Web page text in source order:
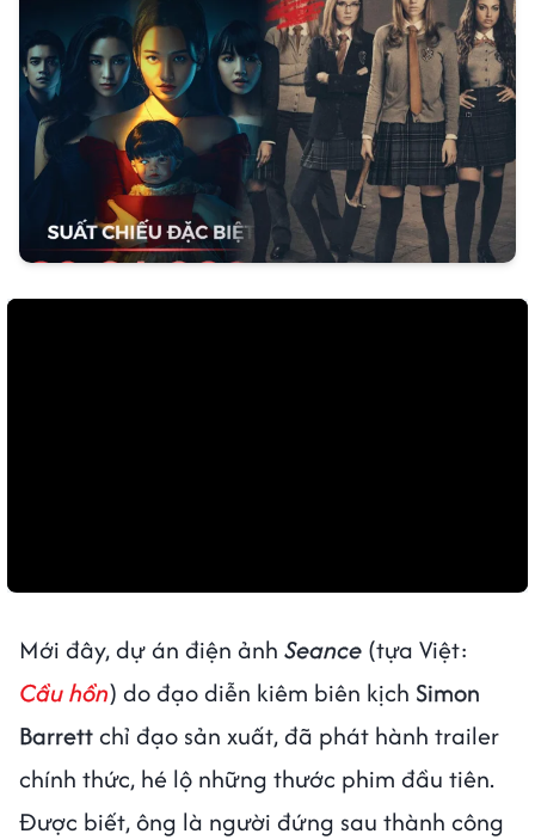
Mới đây, dự án điện ảnh Seance (tựa Việt:
Cầu hồn) do đạo diễn kiêm biên kịch Simon
Barrettchỉ đạo sản xuất, đã phát hành trailer
chính thức, hé lộ những thước phim đầu tiên.
Được biết, ông là người đứng sau thành công